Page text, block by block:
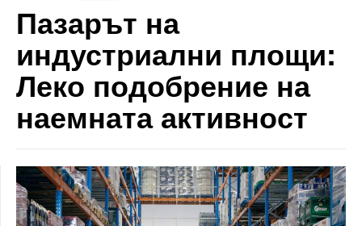
Пазарът на
индустриални площи:
Леко подобрение на
наемната активност